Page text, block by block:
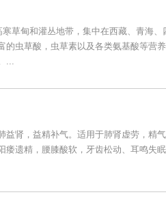
草甸和灌丛地带，集中在西藏、青海、
的虫草酸，虫草素以及各类氨基酸等营
...
益肾，益精补气。适用于肺肾虚劳，精
遗精，腰膝酸软，牙齿松动、耳鸣失眠